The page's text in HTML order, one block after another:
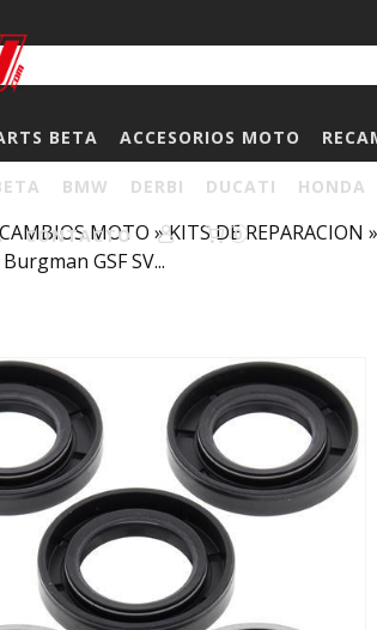
BETA ACCESORIOS MOTO
BMW DERBI DUCATI HONDA
CONTACTO 0
MOTO »KITS DE REPARACION »
GSF SV...